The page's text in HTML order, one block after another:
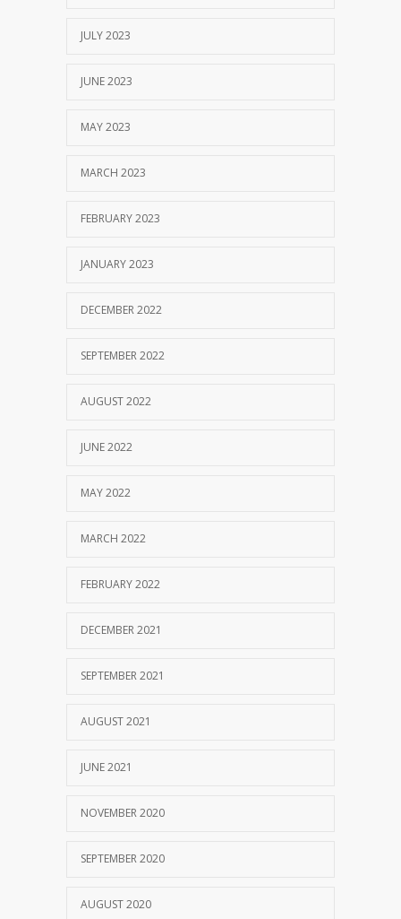
JULY 2023
JUNE 2023
MAY 2023
MARCH 2023
FEBRUARY 2023
JANUARY 2023
DECEMBER 2022
SEPTEMBER 2022
AUGUST 2022
JUNE 2022
MAY 2022
MARCH 2022
FEBRUARY 2022
DECEMBER 2021
SEPTEMBER 2021
AUGUST 2021
JUNE 2021
NOVEMBER 2020
SEPTEMBER 2020
AUGUST 2020